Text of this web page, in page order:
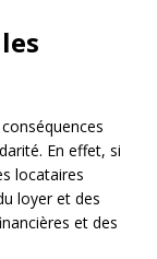
En effet, si
locataires
loyer et des
et des